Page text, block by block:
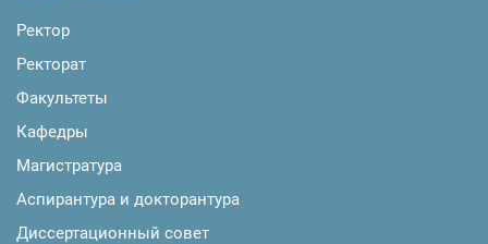
Ректор
Ректорат
Факультеты
Кафедры
Магистратура
Аспирантура и докторантура
Диссертационный совет